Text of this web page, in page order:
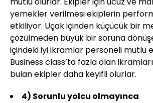
yemekler verilmesi ekiplerin
etkiliyor. Uçak içinden küçücük bir
çözülmeden büyük bir soruna
içindeki iyi ikramlar personeli mutlu
Business class’ta fazla olan
bulan ekipler daha keyifli olurlar.
4) Sorunlu yolcu olmayınca